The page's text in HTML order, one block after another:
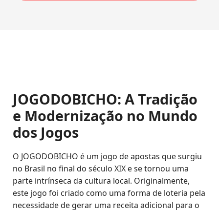
JOGODOBICHO: A Tradição
e Modernização no Mundo
dos Jogos
O JOGODOBICHO é um jogo de apostas que surgiu
no Brasil no final do século XIX e se tornou uma
parte intrínseca da cultura local. Originalmente,
este jogo foi criado como uma forma de loteria pela
necessidade de gerar uma receita adicional para o